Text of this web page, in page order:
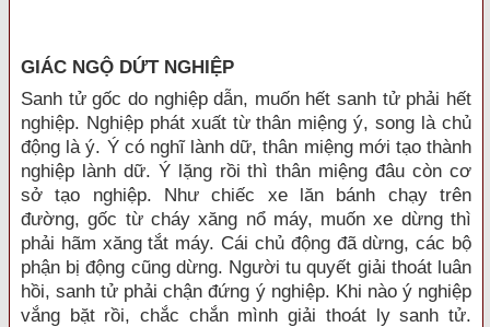
GIÁC NGỘ DỨT NGHIỆP
Sanh tử gốc do nghiệp dẫn, muốn hết sanh tử phải hết
nghiệp. Nghiệp phát xuất từ thân miệng ý, song là chủ
động là ý. Ý có nghĩ lành dữ, thân miệng mới tạo thành
nghiệp lành dữ. Ý lặng rồi thì thân miệng đâu còn cơ
sở tạo nghiệp. Như chiếc xe lăn bánh chạy trên
đường, gốc từ cháy xăng nổ máy, muốn xe dừng thì
phải hãm xăng tắt máy. Cái chủ động đã dừng, các bộ
phận bị động cũng dừng. Người tu quyết giải thoát luân
hồi, sanh tử phải chận đứng ý nghiệp. Khi nào ý nghiệp
vắng bặt rồi, chắc chắn mình giải thoát ly sanh tử.